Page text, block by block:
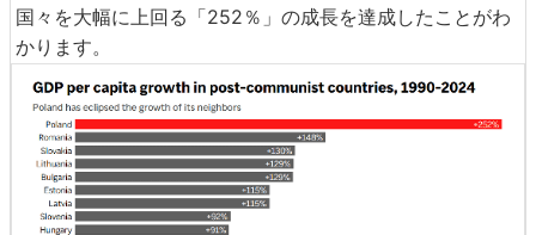
国々を大幅に上回る「252％」の成長を達成したことがわ
かります。